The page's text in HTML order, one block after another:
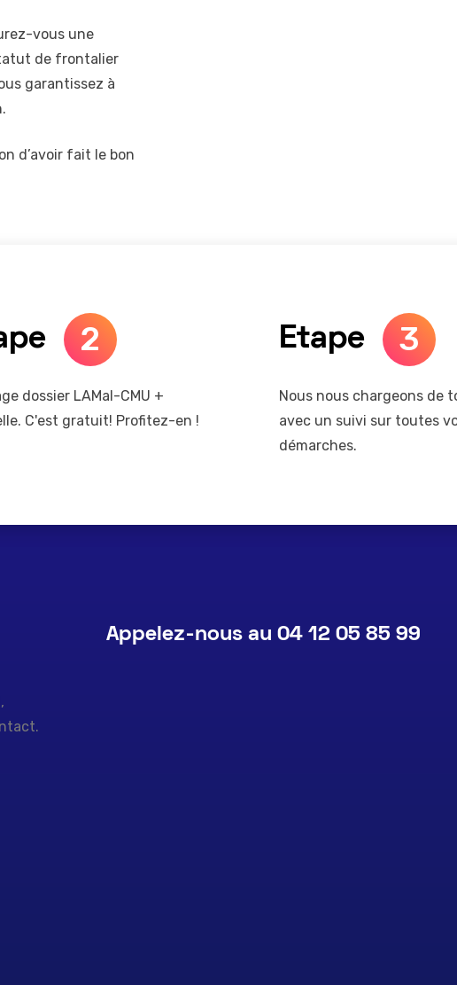
vous une
de frontalier
garantissez à
d’avoir fait le bon
2
dossier LAMal-CMU +
C'est gratuit! Profitez-en !
Etape 3
Nous nous chargeons de
avec un suivi sur toutes
démarches.
Appelez-nous au 04 12 05 85 99